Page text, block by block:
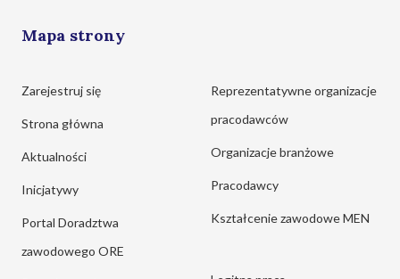
Mapa strony
Zarejestruj się
Strona główna
Aktualności
Inicjatywy
Portal Doradztwa
zawodowego ORE
Reprezentatywne organizacje
pracodawców
Organizacje branżowe
Pracodawcy
Kształcenie zawodowe MEN